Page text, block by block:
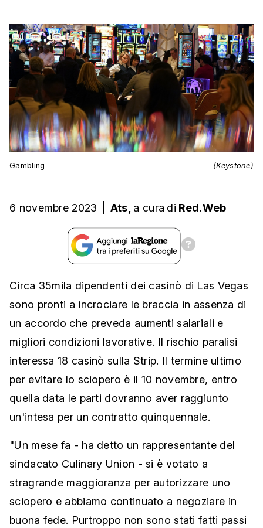
Gambling (Keystone)
6 novembre 2023 Ats, a cura di Red.Web
Circa 35mila dipendenti dei casinò di Las Vegas
sono pronti a incrociare le braccia in assenza di
un accordo che preveda aumenti salariali e
migliori condizioni lavorative. Il rischio paralisi
interessa 18 casinò sulla Strip. Il termine ultimo
per evitare lo sciopero è il 10 novembre, entro
quella data le parti dovranno aver raggiunto
un'intesa per un contratto quinquennale.
"Un mese fa - ha detto un rappresentante del
sindacato Culinary Union - si è votato a
stragrande maggioranza per autorizzare uno
sciopero e abbiamo continuato a negoziare in
buona fede. Purtroppo non sono stati fatti passi